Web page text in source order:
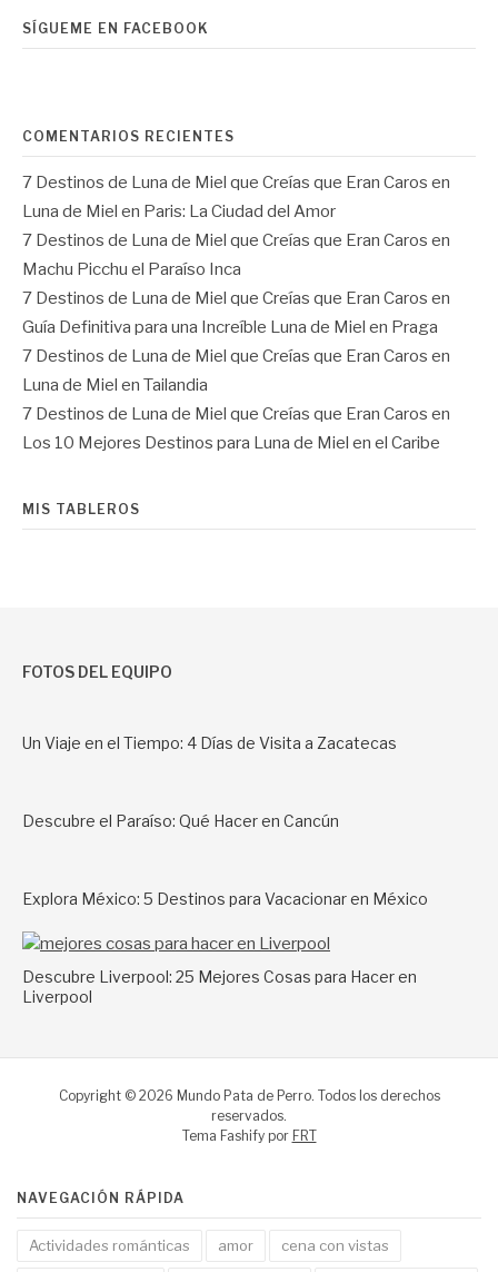
SÍGUEME EN FACEBOOK
COMENTARIOS RECIENTES
7 Destinos de Luna de Miel que Creías que Eran Caros en
Luna de Miel en Paris: La Ciudad del Amor
7 Destinos de Luna de Miel que Creías que Eran Caros en
Machu Picchu el Paraíso Inca
7 Destinos de Luna de Miel que Creías que Eran Caros en
Guía Definitiva para una Increíble Luna de Miel en Praga
7 Destinos de Luna de Miel que Creías que Eran Caros en
Luna de Miel en Tailandia
7 Destinos de Luna de Miel que Creías que Eran Caros en
Los 10 Mejores Destinos para Luna de Miel en el Caribe
MIS TABLEROS
FOTOS DEL EQUIPO
Un Viaje en el Tiempo: 4 Días de Visita a Zacatecas
Descubre el Paraíso: Qué Hacer en Cancún
Explora México: 5 Destinos para Vacacionar en México
Descubre Liverpool: 25 Mejores Cosas para Hacer en
Liverpool
Copyright © 2026 Mundo Pata de Perro. Todos los derechos
reservados.
Tema Fashify por FRT
NAVEGACIÓN RÁPIDA
Actividades románticas amor cena con vistas